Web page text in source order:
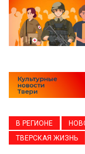
В РЕГИОНЕ
ТВЕРСКАЯ ЖИЗНЬ